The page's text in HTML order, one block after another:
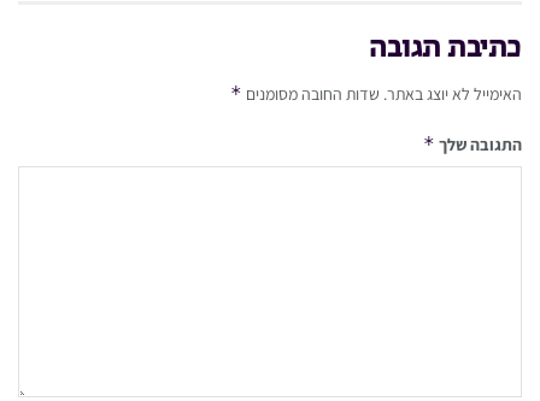
כתיבת תגובה
האימייל לא יוצג באתר. שדות החובה מסומנים *
התגובה שלך *